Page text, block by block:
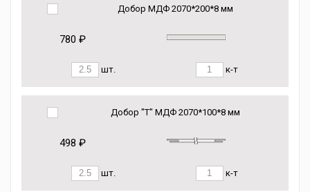
Добор МДФ 2070*200*8 мм
780 ₽
шт. к-т
Добор "Т" МДФ 2070*100*8 мм
498 ₽
шт. к-т